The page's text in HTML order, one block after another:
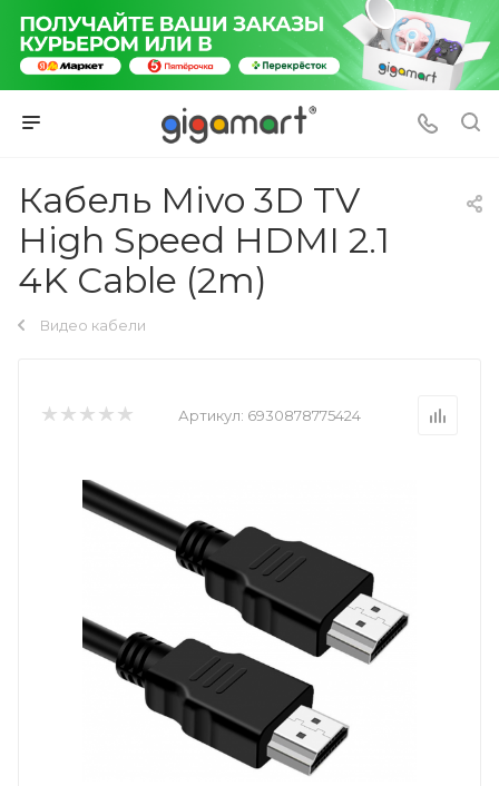
Кабель Mivo 3D TV
High Speed HDMI 2.1
4K Cable (2m)
Видео кабели
Артикул: 6930878775424